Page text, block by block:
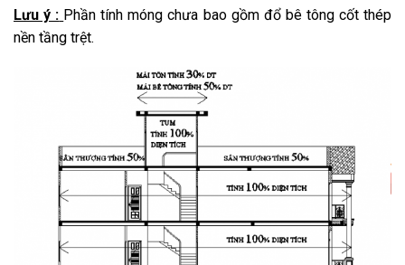
Lưu ý : Phần tính móng chưa bao gồm đổ bê tông cốt thép
nền tầng trệt.